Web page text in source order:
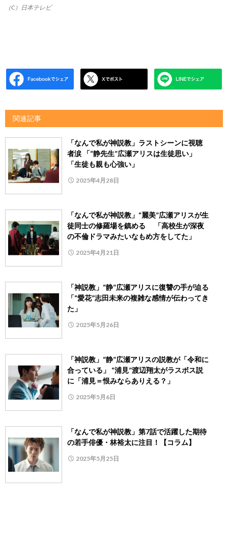
（C）日本テレビ
関連記事
「なんで私が神説教」ラストシーンに視聴
者涙 「“静先生”広瀬アリスは生徒思い」
「生徒も親も心強い」
2025年4月28日
「なんで私が神説教」“麗美”広瀬アリスが生
徒同士の修羅場を鎮める 「高校生が深夜
の不倫ドラマみたいなもめ方をしてた」
2025年4月21日
「神説教」“静”広瀬アリスに復讐の手が迫る
「“愛花”志田未来の複雑な感情が伝わってき
た」
2025年5月26日
「神説教」“静”広瀬アリスの説教が「令和に
合っている」 “浦見”渡辺翔太がラスボス説
に「浦見＝恨みならありえる？」
2025年5月6日
「なんで私が神説教」第7話で活躍した期待
の若手俳優・林裕太に注目！【コラム】
2025年5月25日